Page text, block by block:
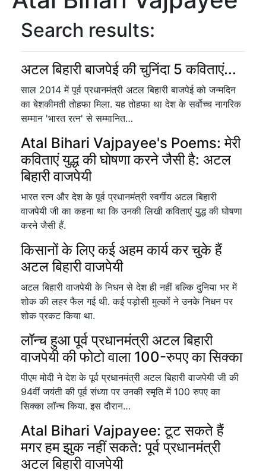
Search results:
अटल बिहारी बाजपेई की चुनिंदा 5 कविताएं...
साल 2014 में पूर्व प्रधानमंत्री अटल बिहारी बाजपेई को जन्मदिन
का बेशकीमती तोहफा मिला. यह तोहफा था देश के सर्वोच्च नागरिक
सम्मान 'भारत रत्न' से सम्मानित…
Atal Bihari Vajpayee's Poems: मेरी
कविताएं युद्ध की घोषणा करने जैसी है: अटल
बिहारी वाजपेयी
भारत रत्न और देश के पूर्व प्रधानमंत्री स्वर्गीय अटल बिहारी
वाजपेयी जी का कहना था कि उनकी लिखी कविताएं युद्ध की घोषणा
करने जैसी हैं.
किसानों के लिए कई अहम कार्य कर चुके हैं
अटल बिहारी वाजपेयी
अटल बिहारी वाजपेयी के निधन से देश ही नहीं बल्कि दुनिया भर में
शोक की लहर फैल गई थी. कई पड़ोसी मुल्कों ने उनके निधन पर
शोक प्रकट किया था.
लॉन्च हुआ पूर्व प्रधानमंत्री अटल बिहारी
वाजपेयी की फोटो वाला 100-रुपए का सिक्का
पीएम मोदी ने देश के पूर्व प्रधानमंत्री अटल बिहारी वाजपेयी जी की
94वीं जयंती की पूर्व संध्या पर उनकी स्मृति में 100 रुपए का
सिक्का लॉन्च किया. इस दौरान…
Atal Bihari Vajpayee: टूट सकते हैं
मगर हम झुक नहीं सकते: पूर्व प्रधानमंत्री
अटल बिहारी वाजपेयी